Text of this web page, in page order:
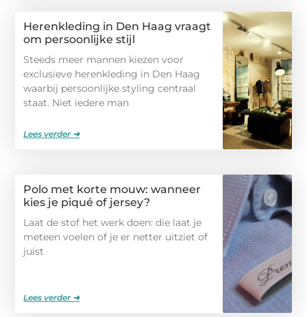
Herenkleding in Den Haag vraagt
om persoonlijke stijl
Steeds meer mannen kiezen voor
exclusieve herenkleding in Den Haag
waarbij persoonlijke styling centraal
staat. Niet iedere man
Lees verder ➜
Polo met korte mouw: wanneer
kies je piqué of jersey?
Laat de stof het werk doen: die laat je
meteen voelen of je er netter uitziet of
juist
Lees verder ➜